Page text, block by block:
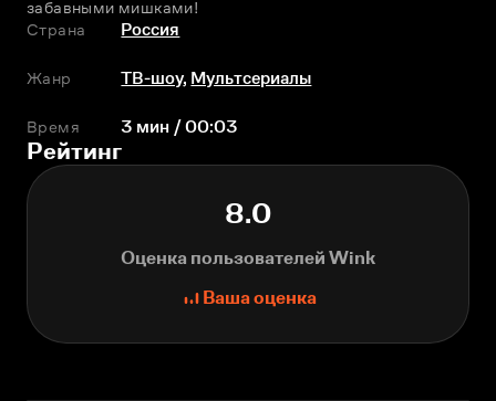
забавными мишками!
Страна
Россия
Жанр ТВ-шоу, Мультсериалы
Время 3 мин / 00:03
Рейтинг
8.0
Оценка пользователей Wink
Ваша оценка